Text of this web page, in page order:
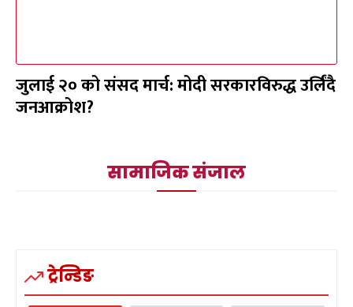
जुलाई २० को संसद मार्च: मोदी सरकारविरुद्ध उर्लिंदै
जनआक्रोश?
सामाजिक संजाल
ट्रेन्डिङ